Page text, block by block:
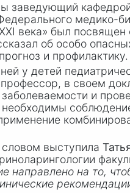
медико-
века» был
об особо
и профилактику.
у детей
в своем
и
выступила
направлено на то,